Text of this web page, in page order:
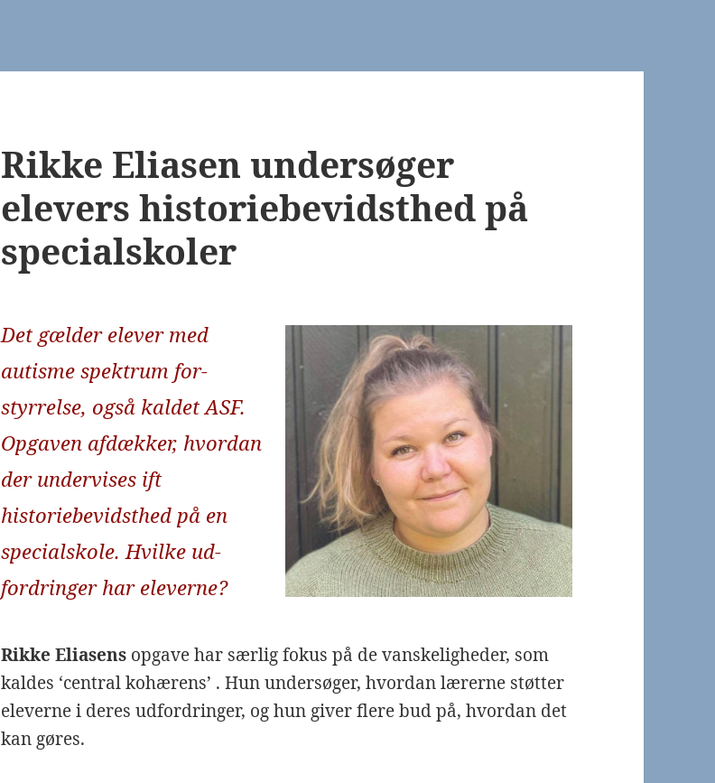
Rikke Eliasen undersøger
elevers historiebevidsthed på
specialskoler
Det gælder elever med
autisme spektrum for-
styrrelse, også kaldet ASF.
Opgaven afdækker, hvordan
der undervises ift
historiebevidsthed på en
specialskole. Hvilke ud-
fordringer har eleverne?
Rikke Eliasens opgave har særlig fokus på de vanskeligheder, som
kaldes ‘central kohærens’ . Hun undersøger, hvordan lærerne støtter
eleverne i deres udfordringer, og hun giver flere bud på, hvordan det
kan gøres.